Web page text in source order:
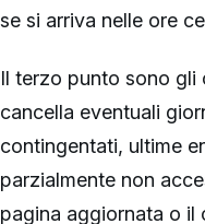
se si arriva nelle ore
Il terzo punto sono gli
cancella eventuali
contingentati, ultime
parzialmente non
pagina aggiornata o il